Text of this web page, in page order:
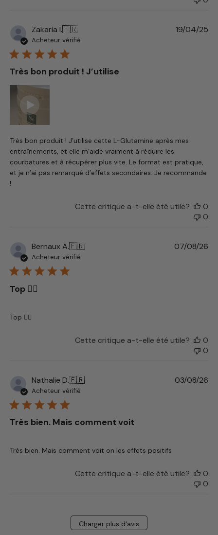
Zakaria I.🇫🇷
Acheteur vérifié
Très bon produit ! J’utilise
Très bon produit ! J’utilise cette L-Glutamine après mes
entraînements, et elle m’aide vraiment à réduire les
courbatures et à récupérer plus vite. Le format est pratique,
et je n’ai pas remarqué d’effets secondaires. Je recommande
!
19/04/25
Cette critique a-t-elle été utile?
0
0
Bernaux A.🇫🇷
Acheteur vérifié
Top 👍🏼
Top 👍🏼
07/08/26
Cette critique a-t-elle été utile?
0
0
Nathalie D.🇫🇷
Acheteur vérifié
Très bien. Mais comment voit
Très bien. Mais comment voit on les effets positifs
03/08/26
Cette critique a-t-elle été utile?
0
0
Charger plus d'avis